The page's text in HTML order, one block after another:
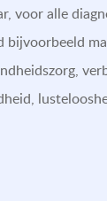
voor alle